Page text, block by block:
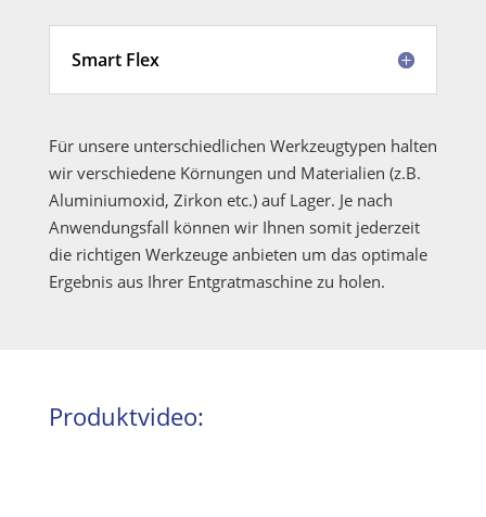
Smart Flex
Für unsere unterschiedlichen Werkzeugtypen halten
wir verschiedene Körnungen und Materialien (z.B.
Aluminiumoxid, Zirkon etc.) auf Lager. Je nach
Anwendungsfall können wir Ihnen somit jederzeit
die richtigen Werkzeuge anbieten um das optimale
Ergebnis aus Ihrer Entgratmaschine zu holen.
Produktvideo: